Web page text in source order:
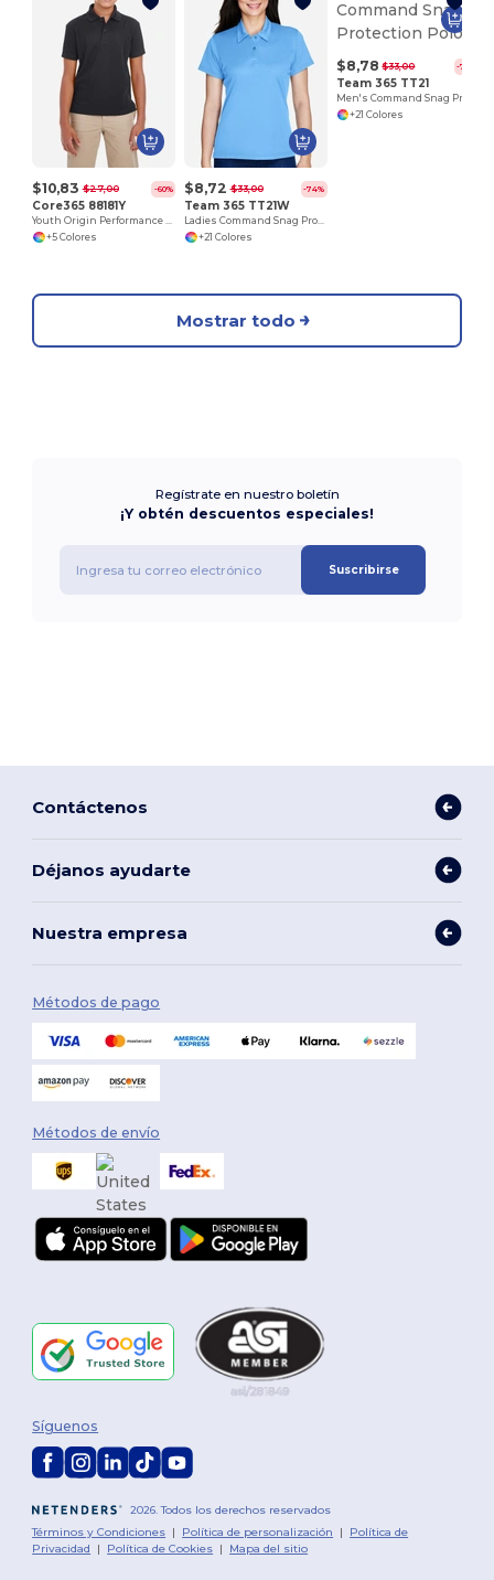
$10,83 $27,00 -60%
Core365 88181Y
Youth Origin Performance Pique Polo
+5 Colores
$8,72 $33,00 -74%
Team 365 TT21W
Ladies Command Snag Protection Polo
+21 Colores
$8,78 $33,00 -73%
Team 365 TT21
+21 Colores
Mostrar todo
Regístrate en nuestro boletín
¡Y obtén descuentos especiales!
Suscribirse
Contáctenos
Déjanos ayudarte
Nuestra empresa
Métodos de pago
Métodos de envío
2026. Todos los derechos reservados
Términos y Condiciones | Política de personalización | Política de
Privacidad | Política de Cookies | Mapa del sitio
Síguenos